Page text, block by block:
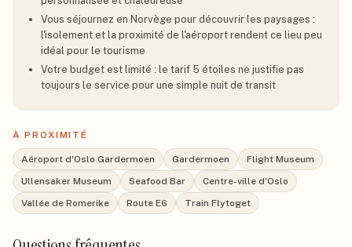
Vous séjournez en Norvège pour découvrir les paysages :
l'isolement et la proximité de l'aéroport rendent ce lieu peu
idéal pour le tourisme
Votre budget est limité : le tarif 5 étoiles ne justifie pas
toujours le service pour une simple nuit de transit
À PROXIMITÉ
Aéroport d'Oslo Gardermoen Gardermoen
Flight Museum
Ullensaker Museum
Seafood Bar
Centre-ville d'Oslo
Vallée de Romerike
Route E6 Train Flytoget